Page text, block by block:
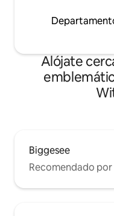
Alójate
Biggesee
Recomendado